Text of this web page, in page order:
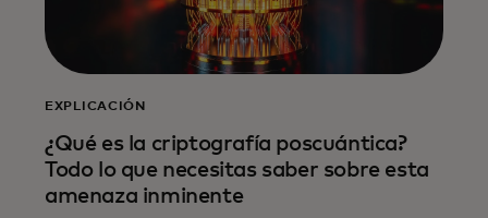
EXPLICACIÓN
¿Qué es la criptografía poscuántica?
Todo lo que necesitas saber sobre esta
amenaza inminente